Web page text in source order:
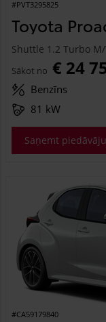
#PVT3295825
Toyota
Shuttle 1.2 Turbo
Sākot no € 24
Benzīns
81 kW
Saņemt
#CA59179840